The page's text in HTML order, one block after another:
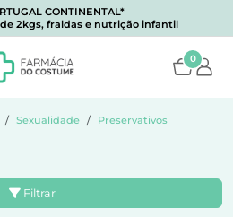
CONTINENTAL*
2kgs, fraldas e nutrição infantil
0
Sexualidade Preservativos
Filtrar